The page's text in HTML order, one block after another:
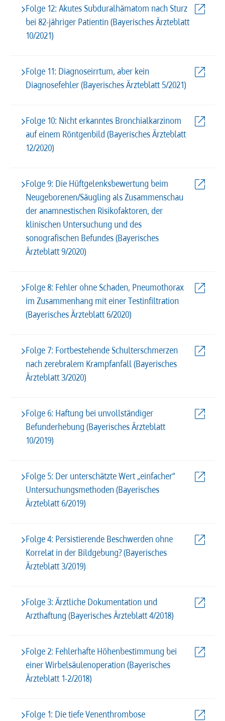
Folge 12: Akutes Subduralhämatom nach Sturz
bei 82-jähriger Patientin (Bayerisches Ärzteblatt
10/2021)
Folge 11: Diagnoseirrtum, aber kein
Diagnosefehler (Bayerisches Ärzteblatt 5/2021)
Folge 10: Nicht erkanntes Bronchialkarzinom
auf einem Röntgenbild (Bayerisches Ärzteblatt
12/2020)
Folge 9: Die Hüftgelenksbewertung beim
Neugeborenen/Säugling als Zusammenschau
der anamnestischen Risikofaktoren, der
klinischen Untersuchung und des
sonografischen Befundes (Bayerisches
Ärzteblatt 9/2020)
Folge 8: Fehler ohne Schaden, Pneumothorax
im Zusammenhang mit einer Testinfiltration
(Bayerisches Ärzteblatt 6/2020)
Folge 7: Fortbestehende Schulterschmerzen
nach zerebralem Krampfanfall (Bayerisches
Ärzteblatt 3/2020)
Folge 6: Haftung bei unvollständiger
Befunderhebung (Bayerisches Ärzteblatt
10/2019)
Folge 5: Der unterschätzte Wert „einfacher“
Untersuchungsmethoden (Bayerisches
Ärzteblatt 6/2019)
Folge 4: Persistierende Beschwerden ohne
Korrelat in der Bildgebung? (Bayerisches
Ärzteblatt 3/2019)
Folge 3: Ärztliche Dokumentation und
Arzthaftung (Bayerisches Ärzteblatt 4/2018)
Folge 2: Fehlerhafte Höhenbestimmung bei
einer Wirbelsäulenoperation (Bayerisches
Ärzteblatt 1-2/2018)
Folge 1: Die tiefe Venenthrombose